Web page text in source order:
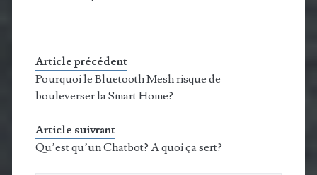
Article précédent
Pourquoi le Bluetooth Mesh risque de
bouleverser la Smart Home?
Article suivrant
Qu’est qu’un Chatbot? A quoi ça sert?